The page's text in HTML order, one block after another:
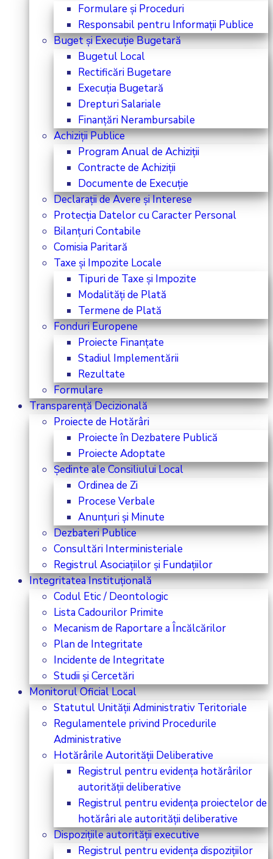
Formulare și Proceduri
Responsabil pentru Informații Publice
Buget și Execuție Bugetară
Bugetul Local
Rectificări Bugetare
Execuția Bugetară
Drepturi Salariale
Finanțări Nerambursabile
Achiziții Publice
Program Anual de Achiziții
Contracte de Achiziții
Documente de Execuție
Declarații de Avere și Interese
Protecția Datelor cu Caracter Personal
Bilanțuri Contabile
Comisia Paritară
Taxe și Impozite Locale
Tipuri de Taxe și Impozite
Modalități de Plată
Termene de Plată
Fonduri Europene
Proiecte Finanțate
Stadiul Implementării
Rezultate
Formulare
Transparență Decizională
Proiecte de Hotărâri
Proiecte în Dezbatere Publică
Proiecte Adoptate
Ședinte ale Consiliului Local
Ordinea de Zi
Procese Verbale
Anunțuri și Minute
Dezbateri Publice
Consultări Interministeriale
Registrul Asociațiilor și Fundațiilor
Integritatea Instituțională
Codul Etic / Deontologic
Lista Cadourilor Primite
Mecanism de Raportare a Încălcărilor
Plan de Integritate
Incidente de Integritate
Studii și Cercetări
Monitorul Oficial Local
Statutul Unității Administrativ Teritoriale
Regulamentele privind Procedurile
Administrative
Hotărârile Autorității Deliberative
Registrul pentru evidența hotărârilor
autorității deliberative
Registrul pentru evidența proiectelor de
hotărâri ale autorității deliberative
Dispozițiile autorității executive
Registrul pentru evidența dispozițiilor